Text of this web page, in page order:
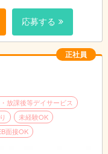
応募する
正社員
放課後等デイサービス
未経験OK
面接OK